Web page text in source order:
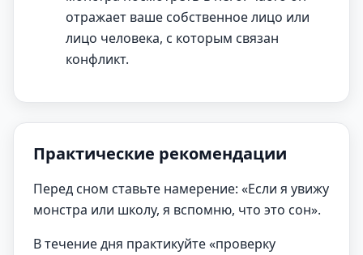
отражает ваше собственное лицо или
лицо человека, с которым связан
конфликт.
Практические рекомендации
Перед сном ставьте намерение: «Если я увижу
монстра или школу, я вспомню, что это сон».
В течение дня практикуйте «проверку